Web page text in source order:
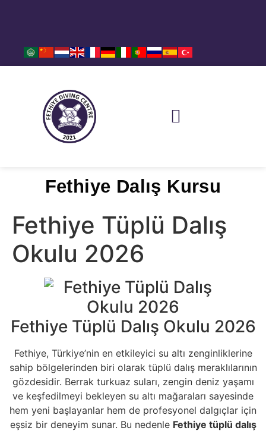
Fethiye Dalış Kursu
Fethiye Tüplü Dalış
Okulu 2026
Fethiye Tüplü Dalış Okulu 2026
Fethiye, Türkiye’nin en etkileyici su altı zenginliklerine
sahip bölgelerinden biri olarak tüplü dalış meraklılarının
gözdesidir. Berrak turkuaz suları, zengin deniz yaşamı
ve keşfedilmeyi bekleyen su altı mağaraları sayesinde
hem yeni başlayanlar hem de profesyonel dalgıçlar için
eşsiz bir deneyim sunar. Bu nedenle Fethiye tüplü dalış